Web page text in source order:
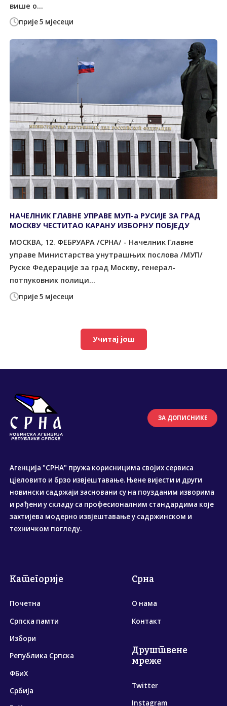
прије 5 мјесеци
више о...
прије 5 мјесеци
НАЧЕЛНИК ГЛАВНЕ УПРАВЕ МУП-а РУСИЈЕ ЗА ГРАД
МОСКВУ ЧЕСТИТАО КАРАНУ ИЗБОРНУ ПОБЈЕДУ
МОСКВА, 12. ФЕБРУАРА /СРНА/ - Начелник Главне
управе Министарства унутрашњих послова /МУП/
Руске Федерације за град Москву, генерал-
потпуковник полици...
Учитај још
ЗА ДОПИСНИКЕ
Агенција "СРНА" пружа корисницима својих сервиса
цјеловито и брзо извјештавање. Њене вијести и други
новински садржаји засновани су на поузданим изворима
и рађени у складу са професионалним стандардима које
захтијева модерно извјештавање у садржинском и
техничком погледу.
Категорије
Почетна
Српска памти
Избори
Република Српска
ФБиХ
Србија
Срна
О нама
Контакт
Друштвене
мреже
Twitter
Instagram